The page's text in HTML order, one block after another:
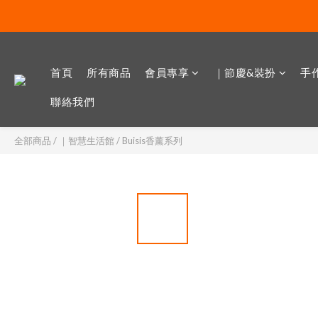
首頁 所有商品 會員專享 ｜節慶&裝扮 手
聯絡我們
全部商品 / ｜智慧生活館/ Buisis香薰系列